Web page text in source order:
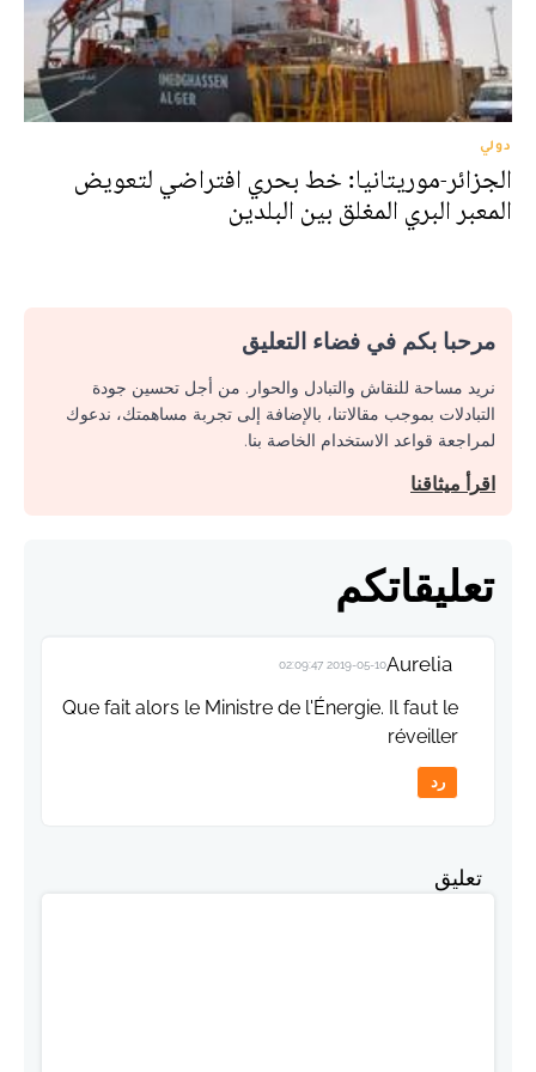
دولي
الجزائر-موريتانيا: خط بحري افتراضي لتعويض
المعبر البري المغلق بين البلدين
مرحبا بكم في فضاء التعليق
نريد مساحة للنقاش والتبادل والحوار. من أجل تحسين جودة
التبادلات بموجب مقالاتنا، بالإضافة إلى تجربة مساهمتك، ندعوك
لمراجعة قواعد الاستخدام الخاصة بنا.
اقرأ ميثاقنا
تعليقاتكم
Aurelia
2019-05-10 02:09:47
Que fait alors le Ministre de l'Énergie. Il faut le
réveiller
رد
تعليق